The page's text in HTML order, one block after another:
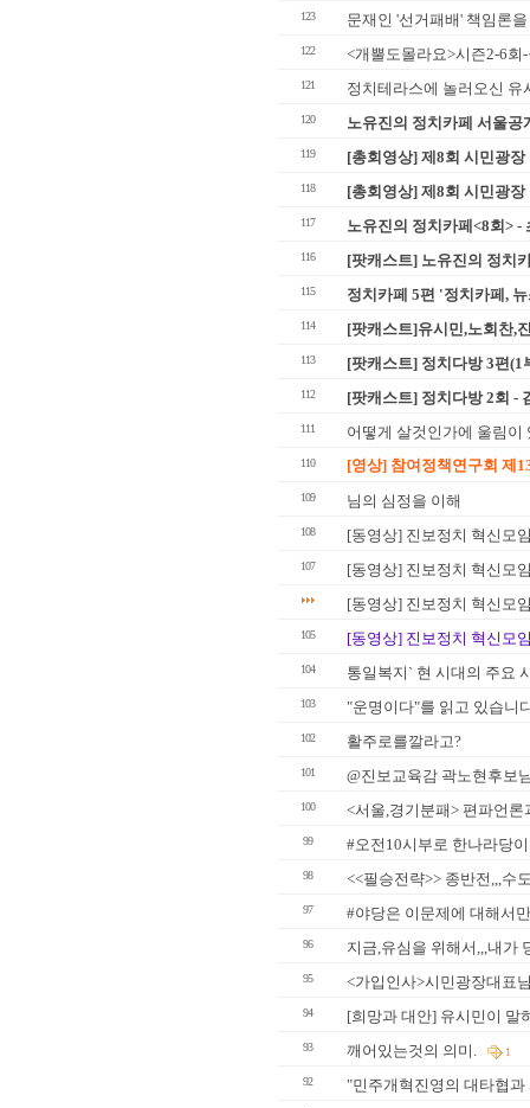
123 문재인 '선거패배' 책임론
122 <개뿔도몰라요>시즌2-6회
121 정치테라스에 놀러오신
120 노유진의 정치카페 서울공
119 [총회영상] 제8회 시민광
118 [총회영상] 제8회 시민광
117 노유진의 정치카페<8회> -
116 [팟캐스트] 노유진의 정치
115 정치카페 5편 '정치카페,
114 [팟캐스트]유시민,노회찬,
113 [팟캐스트] 정치다방 3편(1
112 [팟캐스트] 정치다방 2회 -
111 어떻게 살것인가에 울림이
110 [영상] 참여정책연구회 제
109 님의 심정을 이해
108 [동영상] 진보정치 혁신모
107
[동영상] 진보정치 혁신모
[동영상] 진보정치 혁신모
105 [동영상] 진보정치 혁신모
104 통일복지` 현 시대의 주요
103 "운명이다"를 읽고 있습니
102 활주로를깔라고?
101 @진보교육감 곽노현후보
100 <서울,경기분패> 편파언
99 #오전10시부로 한나라당
98 <<필승전략>> 종반전,,,수
97 #야당은 이문제에 대해서
96 지금,유심을 위해서,,,내가
95 <가입인사>시민광장대표
94 [희망과 대안] 유시민이 말
93 깨어있는것의 의미. 1
92 "민주개혁진영의 대타협